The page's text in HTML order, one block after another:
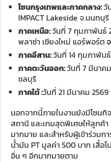
โซนกรุงเทพและภาคกลาง:วั
IMPACT Lakeside จ.นนทบุรี
ภาคเหนือ:วันที่ 7 กุมภาพันธ์
พลาซ่า เชียงใหม่ แอร์พอร์ต
ภาคอีสาน:วันที่ 14 กุมภาพัน
ภาคตะวันออก:วันที่ 7 มีนาค
ชลบุรี
ภาคใต้ :วันที่ 21 มีนาคม
นอกจากนี้ภายในงานยังมีโซน
สถานี และเกมสุดพิเศษให้ลูก
มากมาย และสำหรับผู้เข้าร่วมก
น้ำมัน PT มูลค่า 500 บาท เสื้อโ
อื่น ๆ อีกมากมายตาม